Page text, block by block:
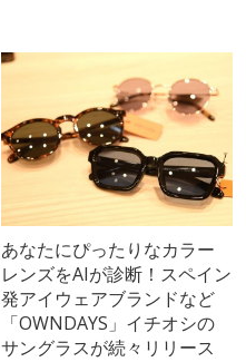
あなたにぴったりなカラー
レンズをAIが診断！スペイン
発アイウェアブランドなど
「OWNDAYS」イチオシの
サングラスが続々リリース